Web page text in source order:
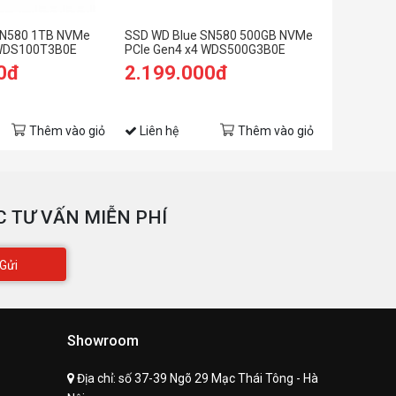
1TB NVMe
Thêm vào giỏ
SSD WD Blue SN580 500GB NVMe
PCIe Gen4 x4 WDS500G3B0E
2.199.000đ
Liên hệ Thêm vào giỏ
TƯ VẤN MIỄN PHÍ
Gửi
Showroom
Địa chỉ: số 37-39 Ngõ 29 Mạc Thái Tông - Hà